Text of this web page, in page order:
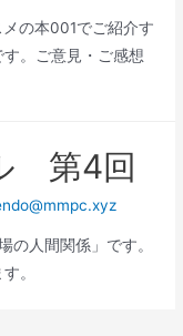
の本001でご紹介す
。ご意見・ご感想
第4回
の人間関係」です。
。